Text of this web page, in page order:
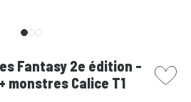
Fantasy 2e édition -
monstres Calice T1
picto